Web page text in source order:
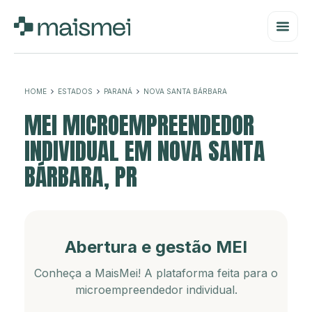
HOME ESTADOS PARANÁ NOVA SANTA BÁRBARA
MEI MICROEMPREENDEDOR
INDIVIDUAL EM NOVA SANTA
BÁRBARA, PR
Abertura e gestão MEI
Conheça a MaisMei! A plataforma feita para o
microempreendedor individual.